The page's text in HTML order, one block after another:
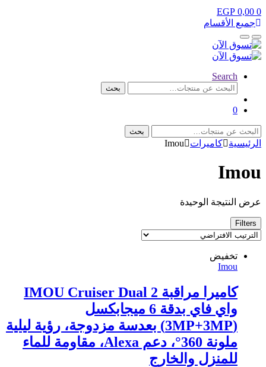
0
EGP 0,00
جميع الأقسام
Open
Close
Search
البحث
بحث
0
البحث
عن:
بحث
الرئيسية كاميرات Imou
Imou
عرض النتيجة الوحيدة
Filters
تخفيض
Imou
كاميرا مراقبة IMOU Cruiser Dual 2
واي فاي بدقة 6 ميجابكسل
(3MP+3MP) بعدسة مزدوجة، رؤية ليلية
ملونة 360°، دعم Alexa، مقاومة للماء
للمنزل والخارج